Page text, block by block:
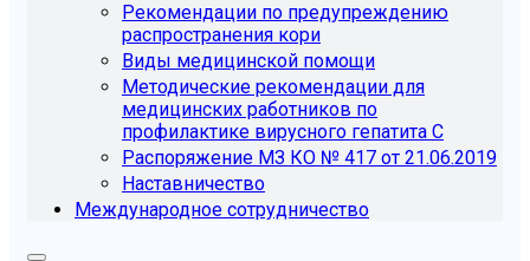
Рекомендации по предупреждению
распространения кори
Виды медицинской помощи
Методические рекомендации для
медицинских работников по
профилактике вирусного гепатита С
Распоряжение МЗ КО № 417 от 21.06.2019
Наставничество
Международное сотрудничество